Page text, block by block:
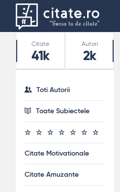
Stats
Citate
41k
Autori
2k
Toti Autorii
Toate Subiectele
Citate Motivationale
Citate Amuzante